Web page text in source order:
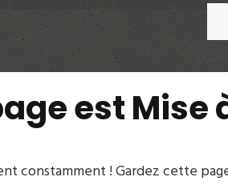
est Mise
constamment ! Gardez cette